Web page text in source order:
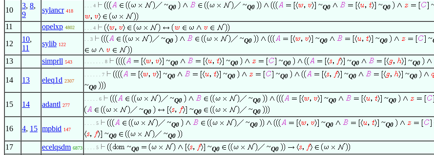
10
3, 8,
9
sylancr 418
. . . 4 ~Q0 ~Q0 ~Q0 ~Q0
11 opelxp 4802 . . . 4
12
10,
11
sylib 122
. . 3 ~Q0 ~Q0 ~Q0 ~Q0 ~
13 simprll 543 . . . . . . . 8 ~Q0 ~Q0 ~Q0 ~Q0 ~Q0
14 13 eleq1d 2307
. . . . . . 7 ~Q0 ~Q0 ~Q0 ~Q0 ~Q0
~Q0
15 14 adantl 277
. . . . . 6 ~Q0 ~Q0 ~Q0 ~Q0
~Q0 ~Q0 ~Q0
16 4, 15 mpbid 147
. . . . 5 ~Q0 ~Q0 ~Q0 ~Q0
~Q0 ~Q0
17 ecelqsdm 6873 . . . . 5 ~Q0 ~Q0 ~Q0